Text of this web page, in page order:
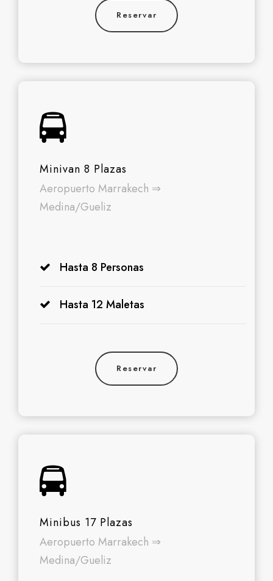
Reservar
Minivan 8 Plazas
Aeropuerto Marrakech ⇒
Medina/Gueliz
Hasta 8 Personas
Hasta 12 Maletas
Reservar
Minibus 17 Plazas
Aeropuerto Marrakech ⇒
Medina/Gueliz